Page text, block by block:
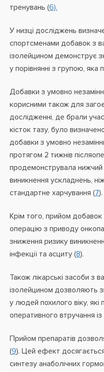
тренувань (6).
У низці досліджень
спортсменами добавок з
ізолейцином демонструє
у порівнянні з групою, яка
Добавки з умовно
корисними також для
дослідженні, де брали
кісток тазу, було
добавки з умовно
протягом 2 тижнів
продемонструвала нижчий
виникнення ускладнень,
стандартне харчування (7).
Крім того, прийом добавок
операцію з приводу
зниження ризику
інфекції та асциту (8).
Також лікарські засоби з
ізолейцином дозволяють
у людей похилого віку, які
оперативного втручання
Прийом препаратів
(9). Цей ефект
синтезу анаболічних